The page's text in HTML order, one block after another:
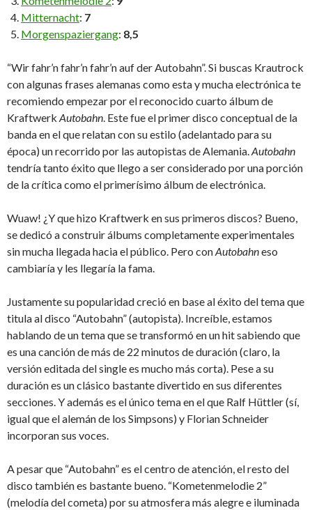
Mitternacht: 7
Morgenspaziergang: 8,5
“Wir fahr’n fahr’n fahr’n auf der Autobahn”. Si buscas Krautrock
con algunas frases alemanas como esta y mucha electrónica te
recomiendo empezar por el reconocido cuarto álbum de
Kraftwerk Autobahn. Este fue el primer disco conceptual de la
banda en el que relatan con su estilo (adelantado para su
época) un recorrido por las autopistas de Alemania.Autobahn
tendría tanto éxito que llego a ser considerado por una porción
de la crítica como el primerísimo álbum de electrónica.
Wuaw! ¿Y que hizo Kraftwerk en sus primeros discos? Bueno,
se dedicó a construir álbums completamente experimentales
sin mucha llegada hacia el público. Pero conAutobahneso
cambiaría y les llegaría la fama.
Justamente su popularidad creció en base al éxito del tema que
titula al disco “Autobahn” (autopista). Increíble, estamos
hablando de un tema que se transformó en un hit sabiendo que
es una canción de más de 22 minutos de duración (claro, la
versión editada del single es mucho más corta). Pese a su
duración es un clásico bastante divertido en sus diferentes
secciones. Y además es el único tema en el que Ralf Hüttler (sí,
igual que el alemán de los Simpsons) y Florian Schneider
incorporan sus voces.
A pesar que “Autobahn” es el centro de atención, el resto del
disco también es bastante bueno. “Kometenmelodie 2”
(melodía del cometa) por su atmosfera más alegre e iluminada